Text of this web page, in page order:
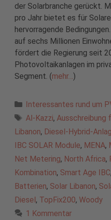
der Solarbranche gerückt.
pro Jahr bietet es für
hervorragende
auf sechs Millionen
fördert die Regierung seit
Photovoltaikanlagen im
Segment. (mehr…)
Kategorien
Interessantes rund um
Schlagwörter
Al-Kazzi,
Libanon, Diesel-Hybrid-
IBC SOLAR Module, MENA,
Net Metering, North Africa,
Kombination, Smart Age IBC,
Batterien, Solar Libanon,
Diesel , TopFix200, Woody
1 Kommentar